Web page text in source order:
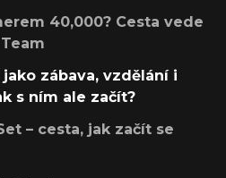
40,000? Cesta vede
zábava, vzdělání i
s ním ale začít?
– cesta, jak začít se